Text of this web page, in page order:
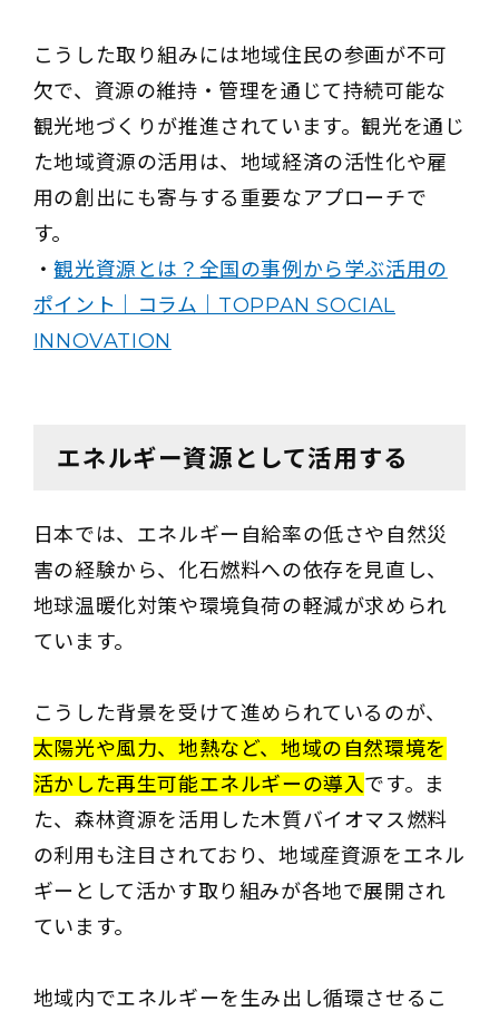
こうした取り組みには地域住民の参画が不可
欠で、資源の維持・管理を通じて持続可能な
観光地づくりが推進されています。観光を通じ
た地域資源の活用は、地域経済の活性化や雇
用の創出にも寄与する重要なアプローチで
す。
・観光資源とは？全国の事例から学ぶ活用の
ポイント｜コラム｜TOPPAN SOCIAL
INNOVATION
エネルギー資源として活用する
日本では、エネルギー自給率の低さや自然災
害の経験から、化石燃料への依存を見直し、
地球温暖化対策や環境負荷の軽減が求められ
ています。
こうした背景を受けて進められているのが、
太陽光や風力、地熱など、地域の自然環境を
活かした再生可能エネルギーの導入です。ま
た、森林資源を活用した木質バイオマス燃料
の利用も注目されており、地域産資源をエネル
ギーとして活かす取り組みが各地で展開され
ています。
地域内でエネルギーを生み出し循環させるこ